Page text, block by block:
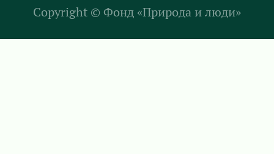
Copyright © Фонд «Природа и люди»